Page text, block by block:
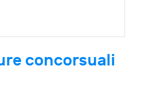
concorsuali